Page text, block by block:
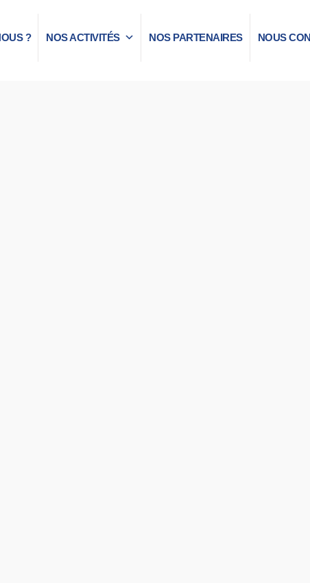
? NOS ACTIVITÉS NOS PARTENAIRES NOUS